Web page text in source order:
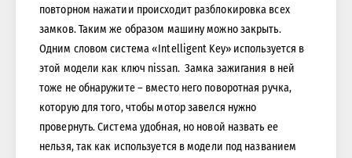
повторном нажатии происходит разблокировка всех
замков. Таким же образом машину можно закрыть.
Одним словом система «Intelligent Key» используется в
этой модели как ключ nissan. Замка зажигания в ней
тоже не обнаружите – вместо него поворотная ручка,
которую для того, чтобы мотор завелся нужно
провернуть. Система удобная, но новой назвать ее
нельзя, так как используется в модели под названием